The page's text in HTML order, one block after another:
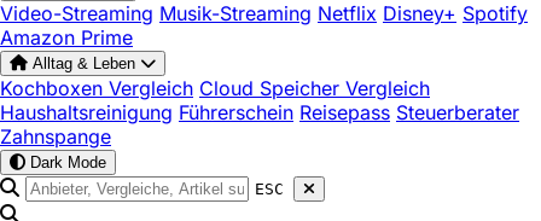
Video-Streaming Musik-Streaming Netflix Disney+ Spotify
Amazon Prime
Alltag & Leben
Kochboxen Vergleich Cloud Speicher Vergleich
Haushaltsreinigung Führerschein Reisepass Steuerberater
Zahnspange
Dark Mode
ESC